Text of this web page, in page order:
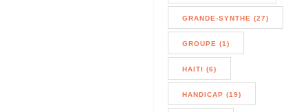
GRANDE-SYNTHE (27)
GROUPE (1)
HAITI (6)
HANDICAP (19)